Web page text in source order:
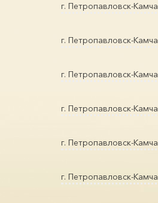
г. Петропавловск-
г. Петропавловск-
г. Петропавловск-
г. Петропавловск-
г. Петропавловск-
г. Петропавловск-